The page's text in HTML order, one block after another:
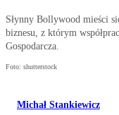
Słynny Bollywood mieści
biznesu, z którym
Gospodarcza.
Foto: shutterstock
Michał Stankiewicz